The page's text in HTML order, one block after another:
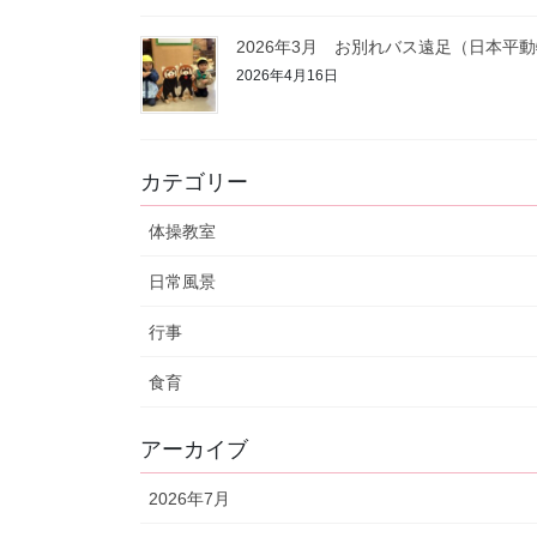
2026年3月 お別れバス遠足（日本平
2026年4月16日
カテゴリー
体操教室
日常風景
行事
食育
アーカイブ
2026年7月